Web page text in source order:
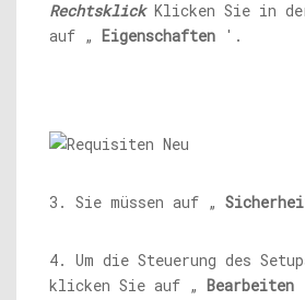
Rechtsklick Klicken Sie in
auf „ Eigenschaften '.
3. Sie müssen auf „
4. Um die Steuerung des
klicken Sie auf „ Bearbeiten